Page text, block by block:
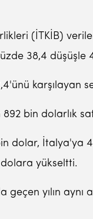
(İTKİB)
38,4
karşılayan
bin dolarlık
dolar, İtalya'ya
dolara yükseltti.
geçen yılın